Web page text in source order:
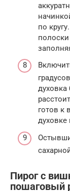
по
духовка
готов к
духовке
Пирог с
пошаговый